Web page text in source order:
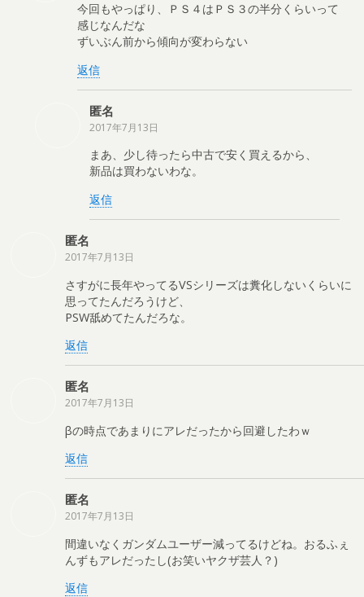
今回もやっぱり、ＰＳ４はＰＳ３の半分くらいって
感じなんだな
ずいぶん前から傾向が変わらない
返信
匿名
2017年7月13日
まあ、少し待ったら中古で安く買えるから、
新品は買わないわな。
返信
匿名
2017年7月13日
さすがに長年やってるVSシリーズは糞化しないくらいに
思ってたんだろうけど、
PSW舐めてたんだろな。
返信
匿名
2017年7月13日
βの時点であまりにアレだったから回避したわｗ
返信
匿名
2017年7月13日
間違いなくガンダムユーザー減ってるけどね。おるふぇ
んずもアレだったし(お笑いヤクザ芸人？)
返信